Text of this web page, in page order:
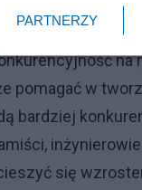
rutynowe i
do
pomagać w
bardziej
się
PARTNERZY